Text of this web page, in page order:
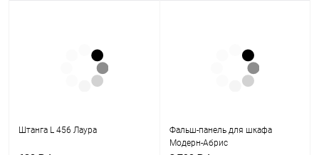
Штанга L 456 Лаура
Фальш-панель для шкафа
Модерн-Абрис